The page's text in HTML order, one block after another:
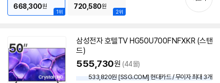
1위
668,300원
2위
720,580원
삼성전자 호텔TVHG50U700FNFXKR (스탠
드)
555,730원 (44몰)
533,820원 [SSG.COM] 현대카드 / 무이자 최대 3개